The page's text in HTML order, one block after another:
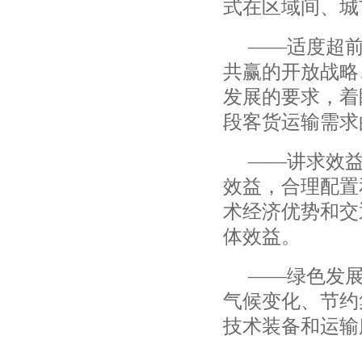
式在区域间、
——适度超
共赢的开放战
发展的要求，
段客货运输需
——讲求效
效益，合理配
术经济优势和
体效益。
——绿色发
气候变化、节
技术装备和运